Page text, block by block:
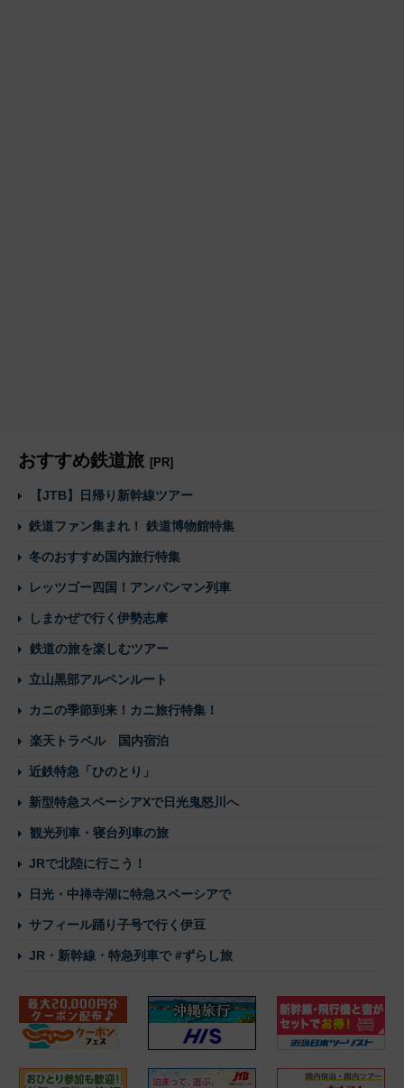
おすすめ鉄道旅 [PR]
【JTB】日帰り新幹線ツアー
鉄道ファン集まれ！ 鉄道博物館特集
冬のおすすめ国内旅行特集
レッツゴー四国！アンパンマン列車
しまかぜで行く伊勢志摩
鉄道の旅を楽しむツアー
立山黒部アルペンルート
カニの季節到来！カニ旅行特集！
楽天トラベル 国内宿泊
近鉄特急「ひのとり」
新型特急スペーシアXで日光鬼怒川へ
観光列車・寝台列車の旅
JRで北陸に行こう！
日光・中禅寺湖に特急スペーシアで
サフィール踊り子号で行く伊豆
JR・新幹線・特急列車で #ずらし旅